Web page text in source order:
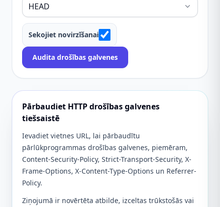
Sekojiet novirzīšanai
Audita drošības galvenes
Pārbaudiet HTTP drošības galvenes
tiešsaistē
Ievadiet vietnes URL, lai pārbaudītu
pārlūkprogrammas drošības galvenes, piemēram,
Content-Security-Policy, Strict-Transport-Security, X-
Frame-Options, X-Content-Type-Options un Referrer-
Policy.
Ziņojumā ir novērtēta atbilde, izceltas trūkstošās vai